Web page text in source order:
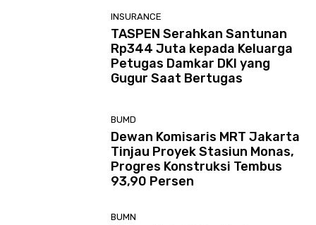
INSURANCE
TASPEN Serahkan Santunan
Rp344 Juta kepada Keluarga
Petugas Damkar DKI yang
Gugur Saat Bertugas
BUMD
Dewan Komisaris MRT Jakarta
Tinjau Proyek Stasiun Monas,
Progres Konstruksi Tembus
93,90 Persen
BUMN